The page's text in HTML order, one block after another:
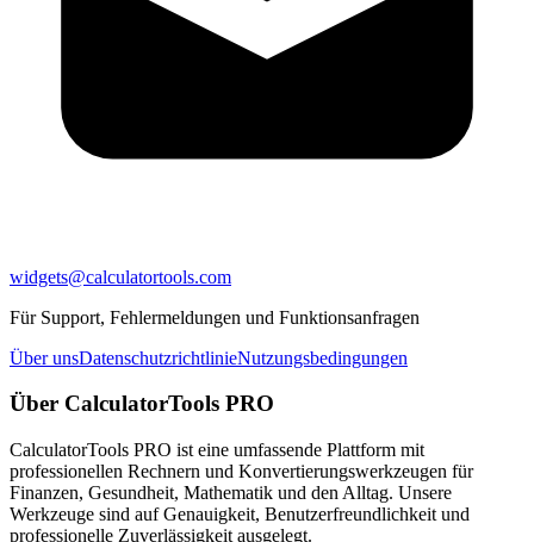
widgets@calculatortools.com
Für Support, Fehlermeldungen und Funktionsanfragen
Über unsDatenschutzrichtlinieNutzungsbedingungen
Über CalculatorTools PRO
CalculatorTools PRO ist eine umfassende Plattform mit
professionellen Rechnern und Konvertierungswerkzeugen für
Finanzen, Gesundheit, Mathematik und den Alltag. Unsere
Werkzeuge sind auf Genauigkeit, Benutzerfreundlichkeit und
professionelle Zuverlässigkeit ausgelegt.